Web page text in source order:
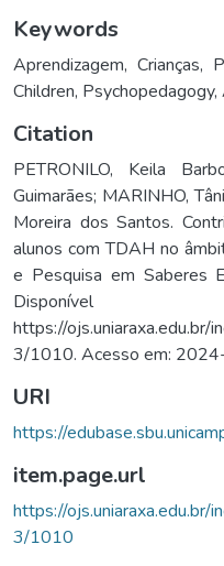
Keywords
Aprendizagem, Crianças,
Children, Psychopedagogy,
Citation
PETRONILO, Keila
Guimarães; MARINHO,
Moreira dos Santos.
alunos com TDAH no
e Pesquisa em Saberes
https://ojs.uniaraxa.edu.br/
3/1010. Acesso em:
URI
https://
item.page.url
https://ojs.uniaraxa.edu.br/
3/1010